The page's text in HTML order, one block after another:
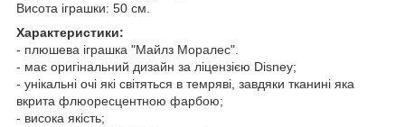
Висота іграшки: 50 см.
Характеристики:
- плюшева іграшка "Майлз Моралес".
- має оригінальний дизайн за ліцензією Disney;
- унікальні очі які світяться в темряві, завдяки тканині яка
вкрита флюоресцентною фарбою;
- висока якість;